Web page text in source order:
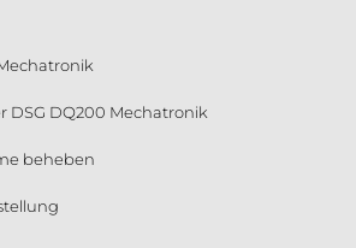
DSG DQ200 Mechatronik
beheben